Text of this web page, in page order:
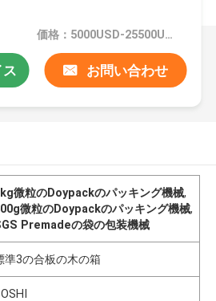
価格：5000USD-25500USD per set
お問い合わせ
微粒のDoypackのパッキング機械,
微粒のDoypackのパッキング機械,
Premadeの袋の包装機械
準3の合板の木の箱